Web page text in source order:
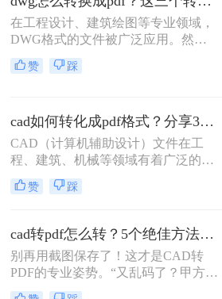
两种将CAD图纸导出为PDF格式的方
法。
在工程设计、建筑绘图等专业领域，
DWG格式的文件被广泛应用。然
而，在某些情况下，我们可能需要将
其转换为PDF格式，以便更方便地共
换成PDF的方法。
赞 踩
cad如何转化成pdf格式？分享3个操作简单的方法！
CAD（计算机辅助设计）文件在工
程、建筑、机械等领域有着广泛的应
用，但有时候我们需要将这些文件转
换成PDF格式以便分享、查看或打
本文将介绍三种将CAD文件转换成
PDF的方法。
赞 踩
cad转pdf怎么转？5个绝佳方法，工程师私藏技巧公开！
别再用截图保存了！这才是CAD转
PDF的专业姿势。“又乱码了？甲方说
图纸打不开！” 这是许多设计师和工